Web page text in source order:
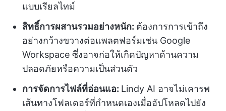
แบบเรียลไทม์
สิทธิ์การผสานรวมอย่างหนัก: ต้องการการเข้าถึง
อย่างกว้างขวางต่อแพลตฟอร์มเช่น Google
Workspace ซึ่งอาจก่อให้เกิดปัญหาด้านความ
ปลอดภัยหรือความเป็นส่วนตัว
การจัดการไฟล์ที่อ่อนแอ: Lindy AI อาจไม่เคารพ
เส้นทางโฟลเดอร์ที่กำหนดเองเมื่ออัปโหลดไปยัง